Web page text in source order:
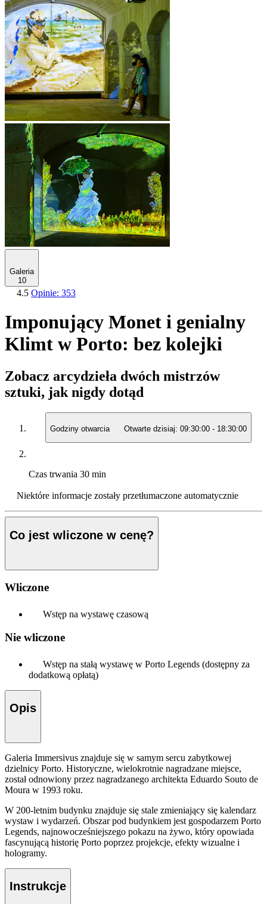
Galeria
10
4.5 Opinie: 353
Imponujący Monet i genialny
Klimt w Porto: bez kolejki
Zobacz arcydzieła dwóch mistrzów
sztuki, jak nigdy dotąd
Godziny otwarcia Otwarte dzisiaj: 09:30:00 - 18:30:00
Czas trwania 30 min
Niektóre informacje zostały przetłumaczone automatycznie
Co jest wliczone w cenę?
Wliczone
Wstęp na wystawę czasową
Nie wliczone
Wstęp na stałą wystawę w Porto Legends (dostępny za
dodatkową opłatą)
Opis
Galeria Immersivus znajduje się w samym sercu zabytkowej
dzielnicy Porto. Historyczne, wielokrotnie nagradzane miejsce,
został odnowiony przez nagradzanego architekta Eduardo Souto de
Moura w 1993 roku.
W 200-letnim budynku znajduje się stale zmieniający się kalendarz
wystaw i wydarzeń. Obszar pod budynkiem jest gospodarzem Porto
Legends, najnowocześniejszego pokazu na żywo, który opowiada
fascynującą historię Porto poprzez projekcje, efekty wizualne i
hologramy.
Instrukcje